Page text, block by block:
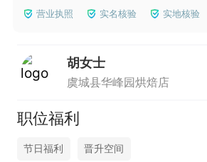
营业执照 实名核验 实地核验
胡女士
虞城县华峰园烘焙店
职位福利
节日福利 晋升空间